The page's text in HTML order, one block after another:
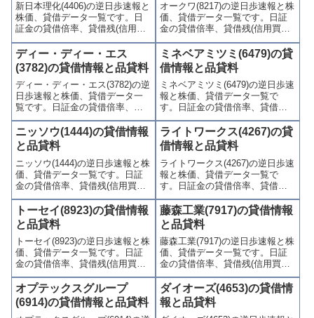
新日本理化(4406)の逆日歩速報と
株価、貸借データ一覧です。日
証金の貸借倍率、貸借残(信用買
残、信用売残)、品貸料(逆日
歩)、東証の週末残高、規制(注意
喚起・申込停止)など、空売り関
連情報を集計し、図解でわかり
やすくまとめて掲載していま
す。
オークワ(8217)の逆日歩速報と株
価、貸借データ一覧です。日証
金の貸借倍率、貸借残(信用買
残、信用売残)、品貸料(逆日
歩)、東証の週末残高、規制(注意
喚起・申込停止)など、空売り関
連情報を集計し、図解でわかり
やすくまとめて掲載していま
す。
ディー・ディー・エス
(3782)の貸借情報と品貸料
ディー・ディー・エス(3782)の逆
日歩速報と株価、貸借データ一
覧です。日証金の貸借倍率、貸
借残(信用買残、信用売残)、品貸
料(逆日歩)、東証の週末残高、規
制(注意喚起・申込停止)など、空
売り関連情報を集計し、図解で
わかりやすくまとめて掲載して
います。
ミネベアミツミ(6479)の貸
借情報と品貸料
ミネベアミツミ(6479)の逆日歩速
報と株価、貸借データ一覧で
す。日証金の貸借倍率、貸借残
(信用買残、信用売残)、品貸料
(逆日歩)、東証の週末残高、規制
(注意喚起・申込停止)など、空売
り関連情報を集計し、図解でわ
かりやすくまとめて掲載してい
ます。
ニッソウ(1444)の貸借情報
と品貸料
ニッソウ(1444)の逆日歩速報と株
価、貸借データ一覧です。日証
金の貸借倍率、貸借残(信用買
残、信用売残)、品貸料(逆日
歩)、東証の週末残高、規制(注意
喚起・申込停止)など、空売り関
連情報を集計し、図解でわかり
やすくまとめて掲載していま
す。
ライトワークス(4267)の貸
借情報と品貸料
ライトワークス(4267)の逆日歩速
報と株価、貸借データ一覧で
す。日証金の貸借倍率、貸借残
(信用買残、信用売残)、品貸料
(逆日歩)、東証の週末残高、規制
(注意喚起・申込停止)など、空売
り関連情報を集計し、図解でわ
かりやすくまとめて掲載してい
ます。
トーセイ(8923)の貸借情報
と品貸料
トーセイ(8923)の逆日歩速報と株
価、貸借データ一覧です。日証
金の貸借倍率、貸借残(信用買
残、信用売残)、品貸料(逆日
歩)、東証の週末残高、規制(注意
喚起・申込停止)など、空売り関
連情報を集計し、図解でわかり
藤森工業(7917)の貸借情報
と品貸料
藤森工業(7917)の逆日歩速報と株
価、貸借データ一覧です。日証
金の貸借倍率、貸借残(信用買
残、信用売残)、品貸料(逆日
歩)、東証の週末残高、規制(注意
喚起・申込停止)など、空売り関
連情報を集計し、図解でわかり
オプテックスグループ
(6914)の貸借情報と品貸料
ダイオーズ(4653)の貸借情
報と品貸料